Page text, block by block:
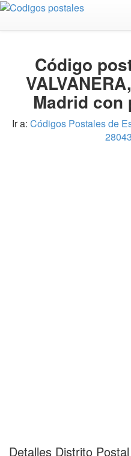
Código
Madrid con
Ir a: Códigos Postales de
Detalles Distrito